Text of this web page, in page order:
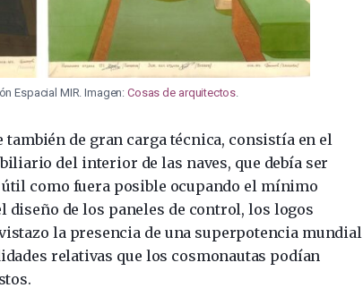
Espacial MIR. Imagen:Cosas de arquitectos.
también de gran carga técnica, consistía en el
del interior de las naves, que debía ser
como fuera posible ocupando el mínimo
de los paneles de control, los logos
la presencia de una superpotencia mundial
relativas que los cosmonautas podían